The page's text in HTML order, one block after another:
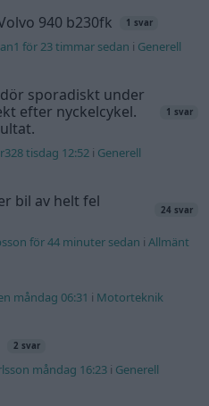
940 b230fk 1 svar
för 23 timmar sedan i Generell
dör sporadiskt under
efter nyckelcykel.
1 svar
tisdag 12:52 i Generell
bil av helt fel
24 svar
för 44 minuter sedan iAllmänt
måndag 06:31 i Motorteknik
2 svar
måndag 16:23 i Generell